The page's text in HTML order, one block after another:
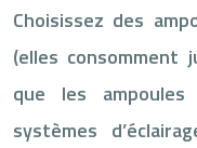
Choisissez des
(elles consomment
que les
systèmes